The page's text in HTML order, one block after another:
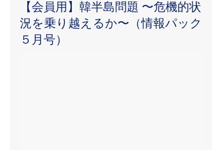
【会員用】韓半島問題 〜危機的状
況を乗り越えるか〜（情報パック
５月号）